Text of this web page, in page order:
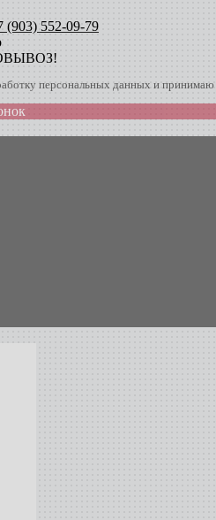
(903) 552-09-79
персональных данных и принимаю